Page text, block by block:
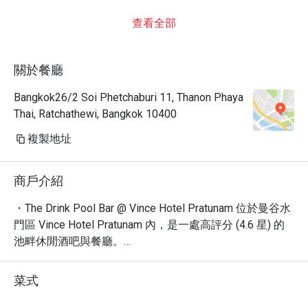
查看全部
關於餐廳
Bangkok26/2 Soi Phetchaburi 11, Thanon Phaya
Thai, Ratchathewi, Bangkok 10400
複製地址
商戶介紹
・The Drink Pool Bar @ Vince Hotel Pratunam 位於曼谷水
門區 Vince Hotel Pratunam 內，是一處高評分 (4.6 星) 的
池畔休閒酒吧與餐廳。
・我們以豐盛多樣的早餐和受歡迎的自助餐選擇而聞名，
並提供美味的午餐、晚餐及輕食小點。
・這裡的氛圍舒適宜人，您可在此品嚐精選咖啡、各式烈
菜式